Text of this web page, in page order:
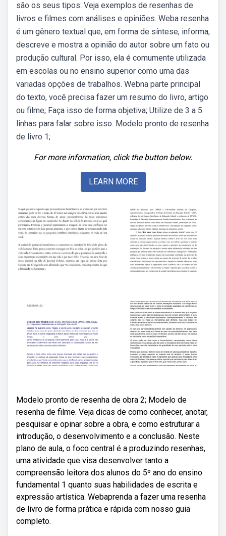
são os seus tipos: Veja exemplos de resenhas de
livros e filmes com análises e opiniões. Weba resenha
é um gênero textual que, em forma de síntese, informa,
descreve e mostra a opinião do autor sobre um fato ou
produção cultural. Por isso, ela é comumente utilizada
em escolas ou no ensino superior como uma das
variadas opções de trabalhos. Webna parte principal
do texto, você precisa fazer um resumo do livro, artigo
ou filme; Faça isso de forma objetiva; Utilize de 3 a 5
linhas para falar sobre isso. Modelo pronto de resenha
de livro 1;
For more information, click the button below.
LEARN MORE
Modelo pronto de resenha de obra 2; Modelo de
resenha de filme. Veja dicas de como conhecer, anotar,
pesquisar e opinar sobre a obra, e como estruturar a
introdução, o desenvolvimento e a conclusão. Neste
plano de aula, o foco central é a produzindo resenhas,
uma atividade que visa desenvolver tanto a
compreensão leitora dos alunos do 5º ano do ensino
fundamental 1 quanto suas habilidades de escrita e
expressão artística. Webaprenda a fazer uma resenha
de livro de forma prática e rápida com nosso guia
completo.